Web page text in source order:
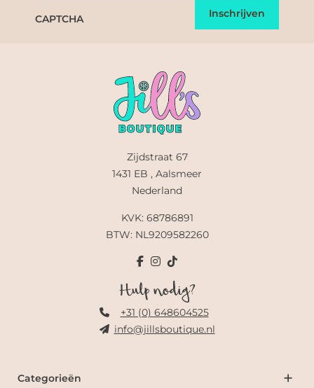
CAPTCHA
Zijdstraat 67
1431 EB , Aalsmeer
Nederland
KVK: 68786891
BTW: NL9209582260
Hulp nodig?
+31 (0) 648604525
info@jillsboutique.nl
Categorieën